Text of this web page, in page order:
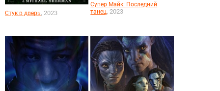
Стук в дверь, 2023
Супер Майк: Последний
танец, 2023